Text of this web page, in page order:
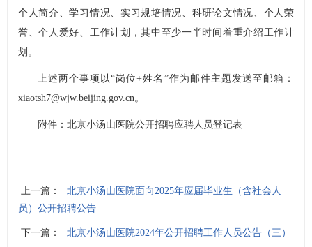
个人简介、学习情况、实习规培情况、科研论文情况、个人荣
誉、个人爱好、工作计划，其中至少一半时间着重介绍工作计
划。
上述两个事项以“岗位+姓名”作为邮件主题发送至邮箱：
xiaotsh7@wjw.beijing.gov.cn。
附件： 北京小汤山医院公开招聘应聘人员登记表
上一篇：
北京小汤山医院面向2025年应届毕业生（含社会人
员）公开招聘公告
下一篇： 北京小汤山医院2024年公开招聘工作人员公告（三）